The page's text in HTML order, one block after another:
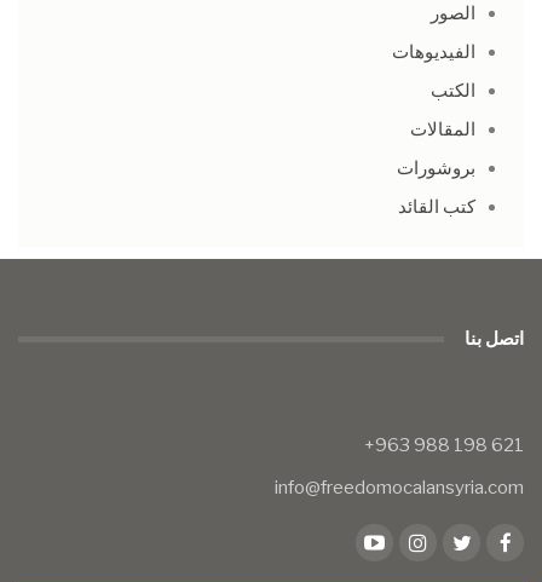
الصور
الفيديوهات
الكتب
المقالات
بروشورات
كتب القائد
اتصل بنا
info@freedomocalansyria.com